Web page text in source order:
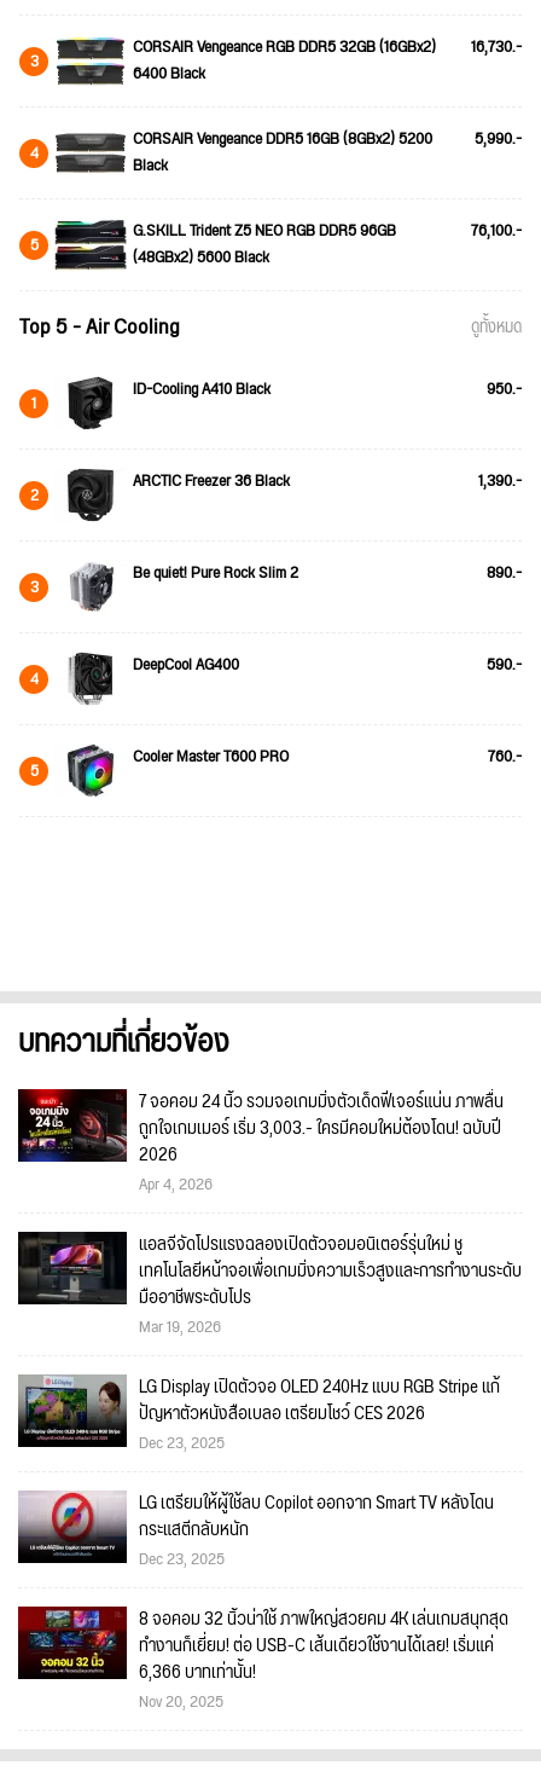
3
CORSAIR Vengeance RGB DDR5 32GB (16GBx2)
6400 Black
16,730.-
4
CORSAIR Vengeance DDR5 16GB (8GBx2) 5200
Black
5,990.-
5
G.SKILL Trident Z5 NEO RGB DDR5 96GB
(48GBx2) 5600 Black
76,100.-
Top 5 - Air Cooling ดูทั้งหมด
1 ID-Cooling A410 Black 950.-
2 ARCTIC Freezer 36 Black 1,390.-
3 Be quiet! Pure Rock Slim 2 890.-
4 DeepCool AG400 590.-
5 Cooler Master T600 PRO 760.-
บทความที่เกี่ยวข้อง
7 จอคอม 24 นิ้ว รวมจอเกมมิ่งตัวเด็ดฟีเจอร์แน่น ภาพลื่น
ถูกใจเกมเมอร์ เริ่ม 3,003.- ใครมีคอมใหม่ต้องโดน! ฉบับปี
2026
Apr 4, 2026
แอลจีจัดโปรแรงฉลองเปิดตัวจอมอนิเตอร์รุ่นใหม่ ชู
เทคโนโลยีหน้าจอเพื่อเกมมิ่งความเร็วสูงและการทำงานระดับ
มืออาชีพระดับโปร
Mar 19, 2026
LG Display เปิดตัวจอ OLED 240Hz แบบ RGB Stripe แก้
ปัญหาตัวหนังสือเบลอ เตรียมโชว์ CES 2026
Dec 23, 2025
LG เตรียมให้ผู้ใช้ลบ Copilot ออกจาก Smart TV หลังโดน
กระแสตีกลับหนัก
Dec 23, 2025
8 จอคอม 32 นิ้วน่าใช้ ภาพใหญ่สวยคม 4K เล่นเกมสนุกสุด
ทำงานก็เยี่ยม! ต่อ USB-C เส้นเดียวใช้งานได้เลย! เริ่มแค่
6,366 บาทเท่านั้น!
Nov 20, 2025